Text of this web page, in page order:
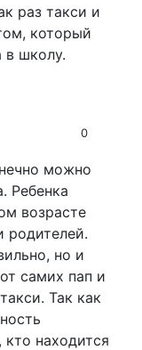
раз такси и
который
в школу.
0
можно
Ребенка
возрасте
родителей.
но и
самих пап и
Так как
находится